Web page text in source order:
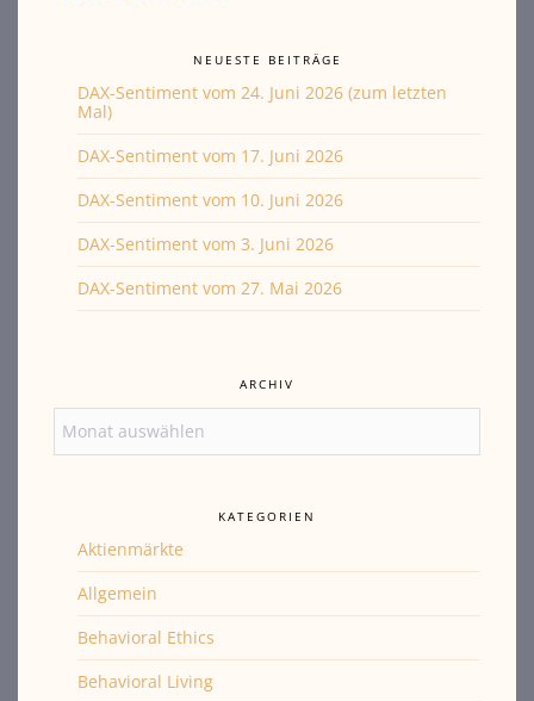
NEUESTE BEITRÄGE
DAX-Sentiment vom 24. Juni 2026 (zum letzten
Mal)
DAX-Sentiment vom 17. Juni 2026
DAX-Sentiment vom 10. Juni 2026
DAX-Sentiment vom 3. Juni 2026
DAX-Sentiment vom 27. Mai 2026
ARCHIV
KATEGORIEN
Aktienmärkte
Allgemein
Behavioral Ethics
Behavioral Living